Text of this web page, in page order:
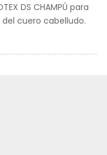
DS CHAMPÚ para
cuero cabelludo.